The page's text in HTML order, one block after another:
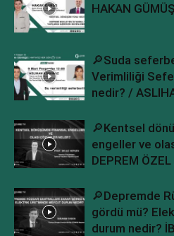
HAKAN GÜMÜŞ
🔎Suda
Verimliliği
nedir? /
🔎Kentsel
engeller ve
DEPREM
🔎Depremde
gördü mü?
durum nedir?